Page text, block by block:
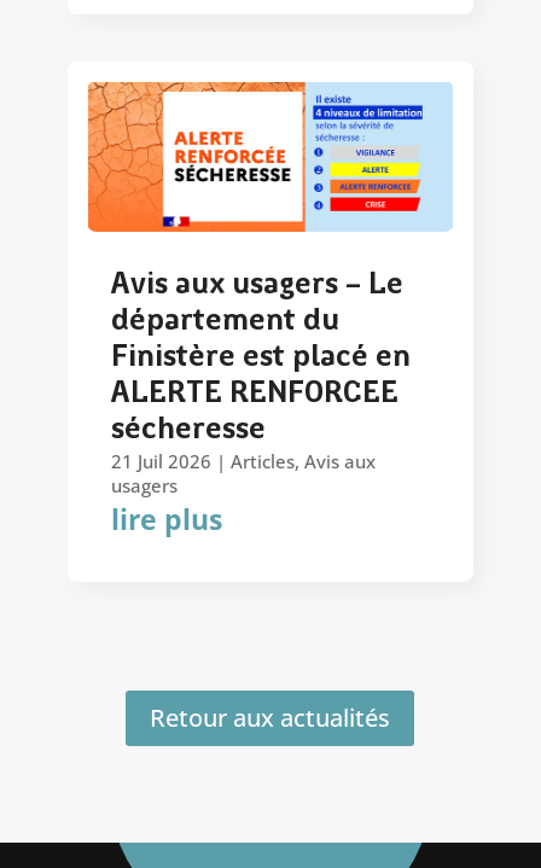
Avis aux usagers – Le
département du
Finistère est placé en
ALERTE RENFORCEE
sécheresse
21 Juil 2026 | Articles, Avis aux
usagers
lire plus
Retour aux actualités